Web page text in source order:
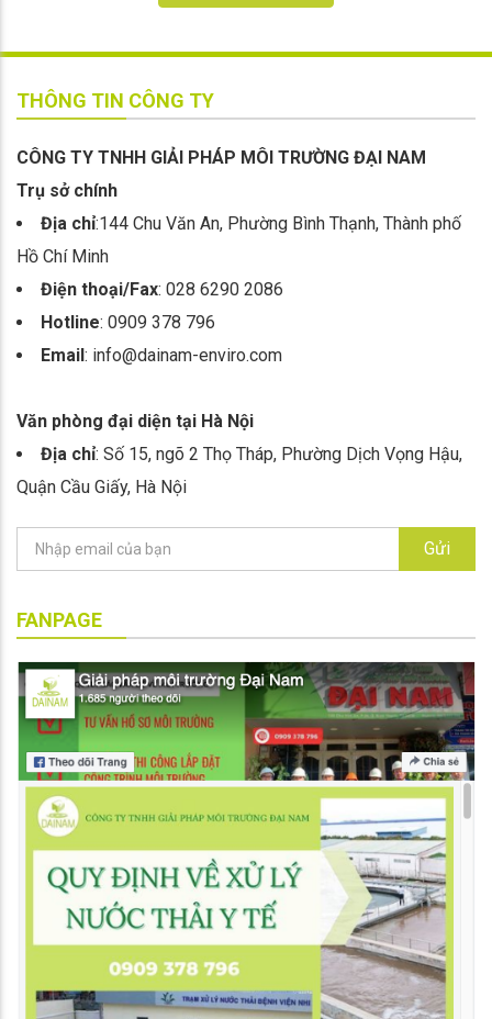
THÔNG TIN CÔNG TY
CÔNG TY TNHH GIẢI PHÁP MÔI TRƯỜNG ĐẠI NAM
Trụ sở chính
Địa chỉ:144 Chu Văn An, Phường Bình Thạnh, Thành phố
Hồ Chí Minh
Điện thoại/Fax: 028 6290 2086
Hotline: 0909 378 796
Email: info@dainam-enviro.com
Văn phòng đại diện tại Hà Nội
Địa chỉ: Số 15, ngõ 2 Thọ Tháp, Phường Dịch Vọng Hậu,
Quận Cầu Giấy, Hà Nội
Gửi
FANPAGE